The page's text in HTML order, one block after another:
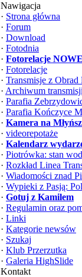
Nawigacja
· Strona główna
· Forum
· Download
· Fotodnia
· Fotorelacje NOWE
· Fotorelacje
· Transmisje z
· Archiwum
· Parafia
· Parafia Kończyce
· Kamera na
· videorepotaże
· Kalendarz
· Piotrówka: stan
· Rozkład Linea
· Wiadomości znad
· Wypieki z Pasją:
· Gotuj z Kamilem
· Regulamin oraz
· Linki
· Kategorie newsów
· Szukaj
· Klub Przerzutka
· Galeria HighSlide
Kontakt